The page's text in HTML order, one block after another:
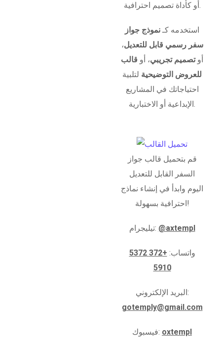
أو كأداة تصميم احترافية.
استخدمه كـنموذج جواز
سفر رسمي قابل للتعديل،
أوتصميم تجريبي، أو قالب
للعروض التوضيحية لتلبية
احتياجاتك في المشاريع
الإبداعية أو الاختبارية.
قم بتحميل قالب جواز
السفر القابل للتعديل
اليوم وابدأ في إنشاء نماذج
احترافية بسهولة!
تيليجرام: @axtempl
واتساب:
+372 5372
5910
البريد الإلكتروني:
gotemply@gmail.com
فيسبوك: oxtempl